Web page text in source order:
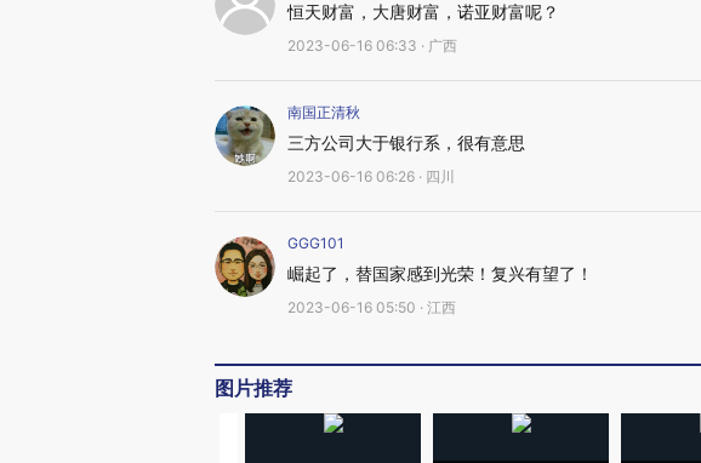
恒天财富，大唐财富，诺亚财富呢？
2023-06-16 06:33 · 广西
南国正清秋
三方公司大于银行系，很有意思
2023-06-16 06:26 · 四川
GGG101
崛起了，替国家感到光荣！复兴有望了！
2023-06-16 05:50 · 江西
图片推荐